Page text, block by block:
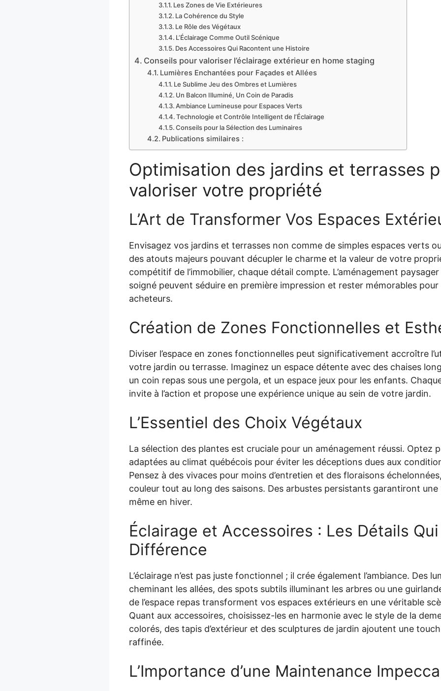
Les Zones de Vie Extérieures
La Cohérence du Style
Le Rôle des Végétaux
L’Éclairage Comme Outil Scénique
Des Accessoires Qui Racontent une Histoire
Conseils pour valoriser l’éclairage extérieur en home staging
Lumières Enchantées pour Façades et Allées
Le Sublime Jeu des Ombres et Lumières
Un Balcon Illuminé, Un Coin de Paradis
Ambiance Lumineuse pour Espaces Verts
Technologie et Contrôle Intelligent de l’Éclairage
Conseils pour la Sélection des Luminaires
Publications similaires :
Optimisation des jardins et terrasses
valoriser votre propriété
L’Art de Transformer Vos Espaces
Envisagez vos jardins et terrasses non comme de simples espaces verts
des atouts majeurs pouvant décupler le charme et la valeur de votre
compétitif de l’immobilier, chaque détail compte. L’aménagement
soigné peuvent séduire en première impression et rester mémorables
acheteurs.
Création de Zones Fonctionnelles et
Diviser l’espace en zones fonctionnelles peut significativement accroître
votre jardin ou terrasse. Imaginez un espace détente avec des chaises
un coin repas sous une pergola, et un espace jeux pour les enfants.
invite à l’action et propose une expérience unique au sein de votre jardin.
L’Essentiel des Choix Végétaux
La sélection des plantes est cruciale pour un aménagement réussi. Optez
adaptées au climat québécois pour éviter les déceptions dues aux
Pensez à des vivaces pour moins d’entretien et des floraisons
couleur tout au long des saisons. Des arbustes persistants garantiront
même en hiver.
Éclairage et Accessoires : Les Détails
Différence
L’éclairage n’est pas juste fonctionnel ; il crée également l’ambiance. Des
cheminant les allées, des spots subtils illuminant les arbres ou une
de l’espace repas transforment vos espaces extérieurs en une véritable
Quant aux accessoires, choisissez-les en harmonie avec le style de la
colorés, des tapis d’extérieur et des sculptures de jardin ajoutent une
raffinée.
L’Importance d’une Maintenance